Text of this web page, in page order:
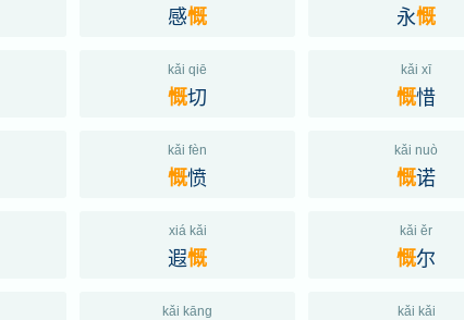
感慨 永慨
kǎi qiē
慨切
kǎi xī
慨惜
kǎi fèn
慨愤
kǎi nuò
慨诺
xiá kǎi
遐慨
kǎi ěr
慨尔
kǎi kāng kǎi kǎi